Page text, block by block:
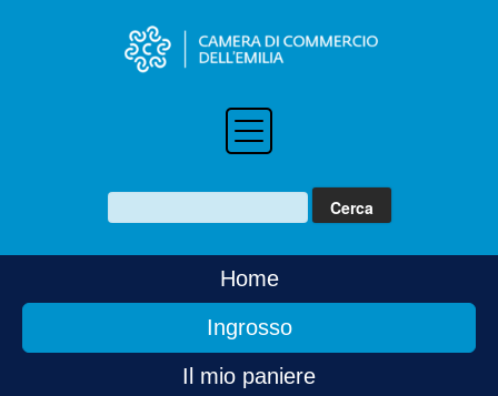
Home
Ingrosso
Il mio paniere